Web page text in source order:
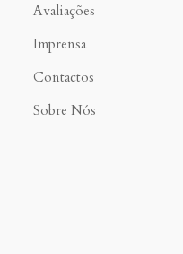
Avaliações
Imprensa
Contactos
Sobre Nós